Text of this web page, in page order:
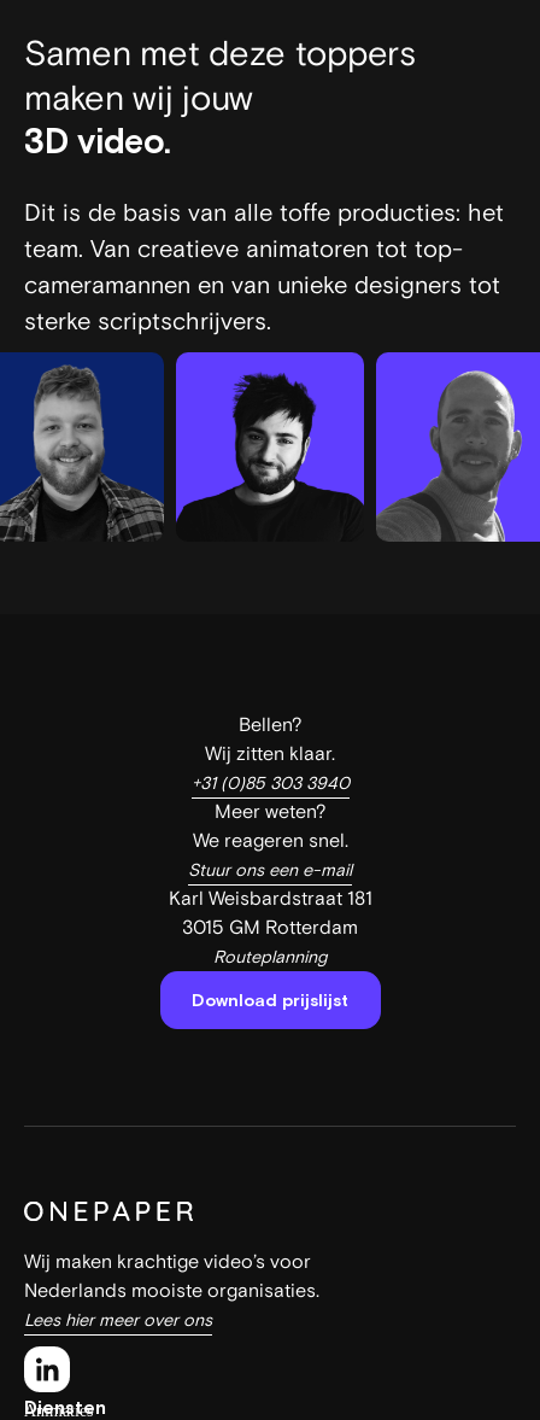
Samen met deze toppers
maken wij jouw
film.
animatie.
video.
3D video.
Dit is de basis van alle toffe producties: het
team. Van creatieve animatoren tot top-
cameramannen en van unieke designers tot
sterke scriptschrijvers.
Bellen?
Wij zitten klaar.
+31 (0)85 303 3940
Meer weten?
We reageren snel.
Stuur ons een e-mail
Karl Weisbardstraat 181
3015 GM Rotterdam
Routeplanning
Download prijslijst
Wij maken krachtige video’s voor
Nederlands mooiste organisaties.
Lees hier meer over ons
Diensten
Animaties